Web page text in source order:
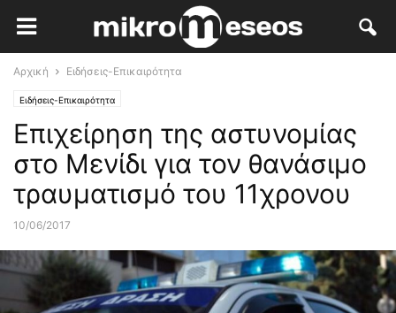
Αρχική Ειδήσεις-Επικαιρότητα
Ειδήσεις-Επικαιρότητα
Επιχείρηση της αστυνομίας
στο Μενίδι για τον θανάσιμο
τραυματισμό του 11χρονου
10/06/2017